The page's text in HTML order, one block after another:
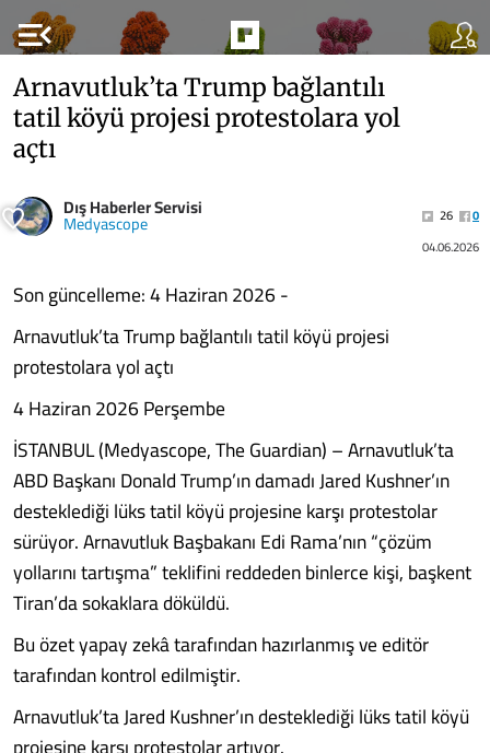
menu_open
Arnavutluk’ta Trump bağlantılı
tatil köyü projesi protestolara yol
açtı
Dış Haberler Servisi
Medyascope 26
0
04.06.2026
Son güncelleme: 4 Haziran 2026 -
Arnavutluk’ta Trump bağlantılı tatil köyü projesi
protestolara yol açtı
4 Haziran 2026 Perşembe
İSTANBUL (Medyascope, The Guardian) – Arnavutluk’ta
ABD Başkanı Donald Trump’ın damadı Jared Kushner’ın
desteklediği lüks tatil köyü projesine karşı protestolar
sürüyor. Arnavutluk Başbakanı Edi Rama’nın “çözüm
yollarını tartışma” teklifini reddeden binlerce kişi, başkent
Tiran’da sokaklara döküldü.
Bu özet yapay zekâ tarafından hazırlanmış ve editör
tarafından kontrol edilmiştir.
Arnavutluk’ta Jared Kushner’ın desteklediği lüks tatil köyü